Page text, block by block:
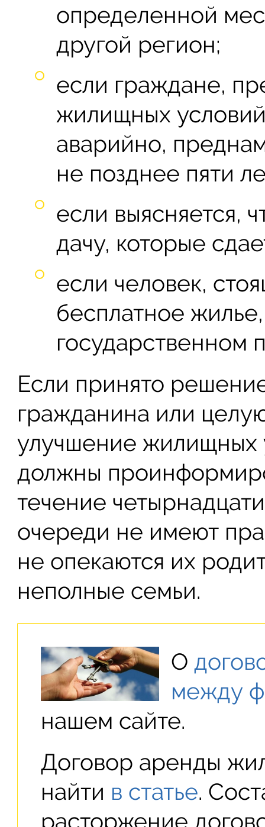
определенной
другой регион;
если граждане,
жилищных условий
аварийно,
не позднее пяти
если выясняется,
дачу, которые
если человек,
бесплатное
государственном
Если принято
гражданина или
улучшение жилищных
должны
течение
очереди не имеют
не опекаются их
неполные семьи.
О
между
нашем сайте.
Договор аренды
найти в статье.
расторжение